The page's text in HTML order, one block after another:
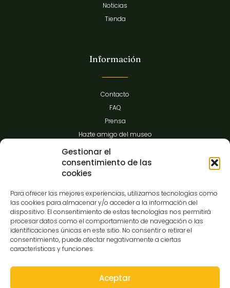
Gestionar el
consentimiento de las
cookies
Para ofrecer las mejores experiencias, utilizamos tecnologías como
las cookies para almacenar y/o acceder a la información del
dispositivo. El consentimiento de estas tecnologías nos permitirá
procesar datos como el comportamiento de navegación o las
identificaciones únicas en este sitio. No consentir o retirar el
consentimiento, puede afectar negativamente a ciertas
características y funciones.
Aceptar
Noticias
Tienda
Información
Contacto
FAQ
Prensa
Hazte amigo del museo
Transparencia
C/Gibraltar,14
37008-Salamanca